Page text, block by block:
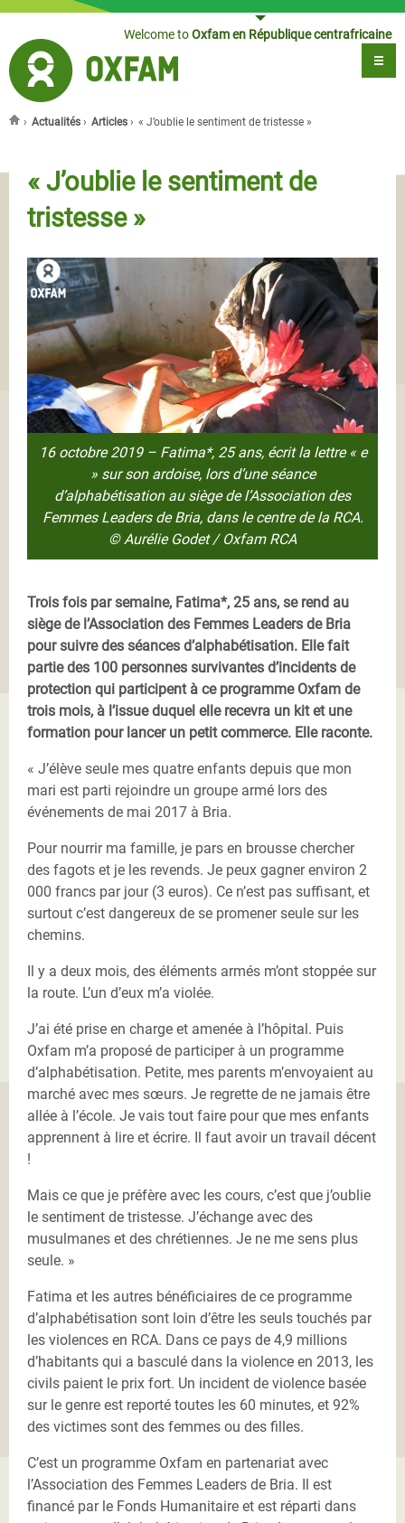
Jump to navigationWelcome toOxfam en République centrafricaine
› Actualités › Articles › « J’oublie le sentiment de tristesse »
« J’oublie le sentiment de
tristesse »
16 octobre 2019 – Fatima*, 25 ans, écrit la lettre « e
» sur son ardoise, lors d’une séance
d’alphabétisation au siège de l’Association des
Femmes Leaders de Bria, dans le centre de la RCA.
© Aurélie Godet / Oxfam RCA
Trois fois par semaine, Fatima*, 25 ans, se rend au
siège de l’Association des Femmes Leaders de Bria
pour suivre des séances d’alphabétisation. Elle fait
partie des 100 personnes survivantes d’incidents de
protection qui participent à ce programme Oxfam de
trois mois, à l’issue duquel elle recevra un kit et une
formation pour lancer un petit commerce. Elle raconte.
« J’élève seule mes quatre enfants depuis que mon
mari est parti rejoindre un groupe armé lors des
événements de mai 2017 à Bria.
Pour nourrir ma famille, je pars en brousse chercher
des fagots et je les revends. Je peux gagner environ 2
000 francs par jour (3 euros). Ce n’est pas suffisant, et
surtout c’est dangereux de se promener seule sur les
chemins.
Il y a deux mois, des éléments armés m’ont stoppée sur
la route. L’un d’eux m’a violée.
J’ai été prise en charge et amenée à l’hôpital. Puis
Oxfam m’a proposé de participer à un programme
d’alphabétisation. Petite, mes parents m’envoyaient au
marché avec mes sœurs. Je regrette de ne jamais être
allée à l’école. Je vais tout faire pour que mes enfants
apprennent à lire et écrire. Il faut avoir un travail décent
!
Mais ce que je préfère avec les cours, c’est que j’oublie
le sentiment de tristesse. J’échange avec des
musulmanes et des chrétiennes. Je ne me sens plus
seule. »
Fatima et les autres bénéficiaires de ce programme
d’alphabétisation sont loin d’être les seuls touchés par
les violences en RCA. Dans ce pays de 4,9 millions
d’habitants qui a basculé dans la violence en 2013, les
civils paient le prix fort. Un incident de violence basée
sur le genre est reporté toutes les 60 minutes, et 92%
des victimes sont des femmes ou des filles.
C’est un programme Oxfam en partenariat avec
l’Association des Femmes Leaders de Bria. Il est
financé par le Fonds Humanitaire et est réparti dans